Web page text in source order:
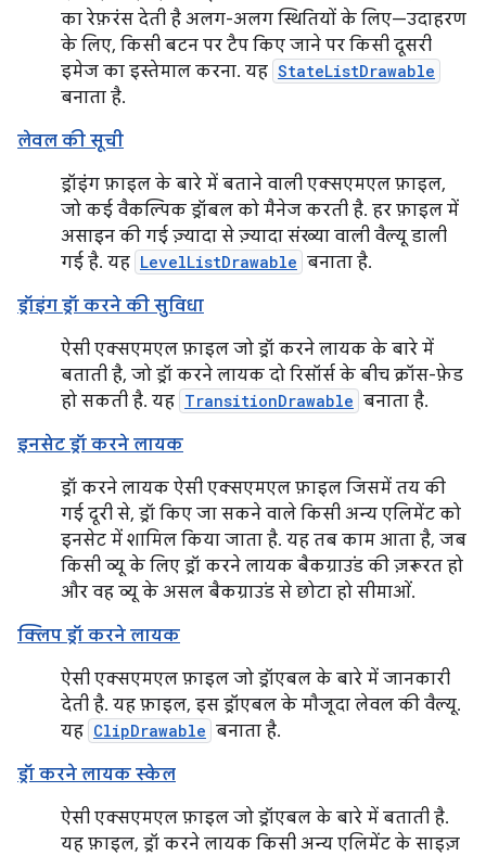
का रेफ़रंस देती है अलग-अलग स्थितियों के लिए—उदाहरण
के लिए, किसी बटन पर टैप किए जाने पर किसी दूसरी
इमेज का इस्तेमाल करना. यह StateListDrawable
बनाता है.
लेवल की सूची
ड्रॉइंग फ़ाइल के बारे में बताने वाली एक्सएमएल फ़ाइल,
जो कई वैकल्पिक ड्रॉबल को मैनेज करती है. हर फ़ाइल में
असाइन की गई ज़्यादा से ज़्यादा संख्या वाली वैल्यू डाली
गई है. यह LevelListDrawable बनाता है.
ड्रॉइंग ड्रॉ करने की सुविधा
ऐसी एक्सएमएल फ़ाइल जो ड्रॉ करने लायक के बारे में
बताती है, जो ड्रॉ करने लायक दो रिसॉर्स के बीच क्रॉस-फ़ेड
हो सकती है. यह TransitionDrawable बनाता है.
इनसेट ड्रॉ करने लायक
ड्रॉ करने लायक ऐसी एक्सएमएल फ़ाइल जिसमें तय की
गई दूरी से, ड्रॉ किए जा सकने वाले किसी अन्य एलिमेंट को
इनसेट में शामिल किया जाता है. यह तब काम आता है, जब
किसी व्यू के लिए ड्रॉ करने लायक बैकग्राउंड की ज़रूरत हो
और वह व्यू के असल बैकग्राउंड से छोटा हो सीमाओं.
क्लिप ड्रॉ करने लायक
ऐसी एक्सएमएल फ़ाइल जो ड्रॉएबल के बारे में जानकारी
देती है. यह फ़ाइल, इस ड्रॉएबल के मौजूदा लेवल की वैल्यू.
यह ClipDrawable बनाता है.
ड्रॉ करने लायक स्केल
ऐसी एक्सएमएल फ़ाइल जो ड्रॉएबल के बारे में बताती है.
यह फ़ाइल, ड्रॉ करने लायक किसी अन्य एलिमेंट के साइज़